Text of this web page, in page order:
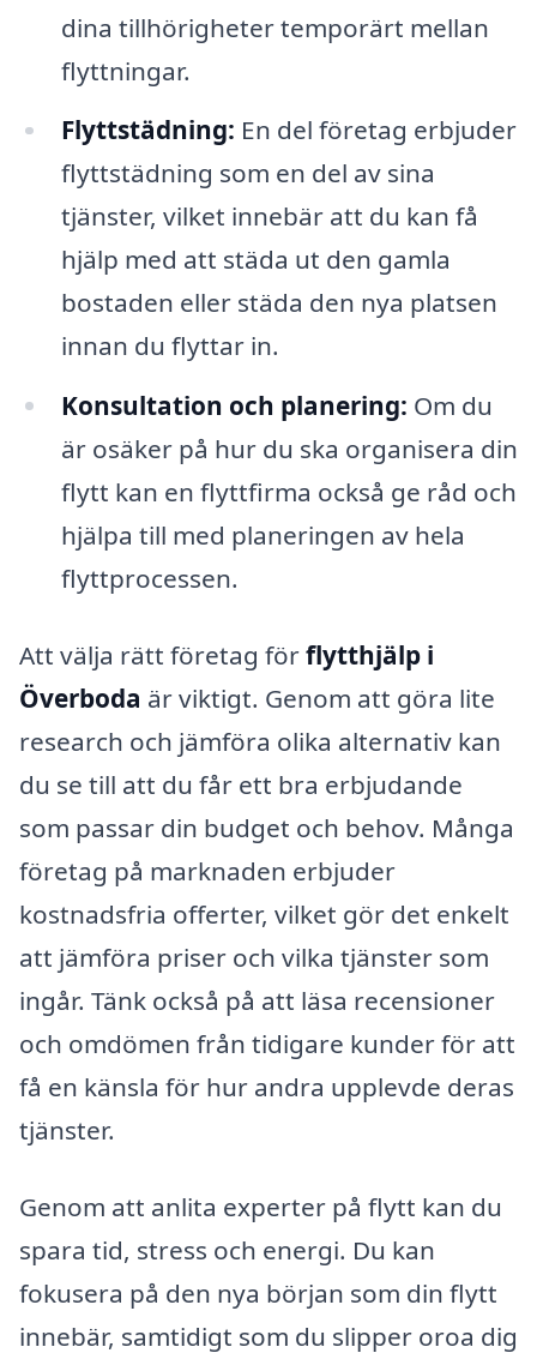
dina tillhörigheter temporärt mellan
flyttningar.
Flyttstädning: En del företag erbjuder
flyttstädning som en del av sina
tjänster, vilket innebär att du kan få
hjälp med att städa ut den gamla
bostaden eller städa den nya platsen
innan du flyttar in.
Konsultation och planering: Om du
är osäker på hur du ska organisera din
flytt kan en flyttfirma också ge råd och
hjälpa till med planeringen av hela
flyttprocessen.
Att välja rätt företag förflytthjälp i
Överboda är viktigt. Genom att göra lite
research och jämföra olika alternativ kan
du se till att du får ett bra erbjudande
som passar din budget och behov. Många
företag på marknaden erbjuder
kostnadsfria offerter, vilket gör det enkelt
att jämföra priser och vilka tjänster som
ingår. Tänk också på att läsa recensioner
och omdömen från tidigare kunder för att
få en känsla för hur andra upplevde deras
tjänster.
Genom att anlita experter på flytt kan du
spara tid, stress och energi. Du kan
fokusera på den nya början som din flytt
innebär, samtidigt som du slipper oroa dig